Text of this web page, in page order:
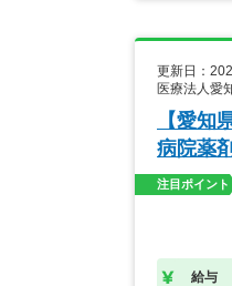
更新日：
医療法人愛
【愛
病院薬
注目ポイント
給与